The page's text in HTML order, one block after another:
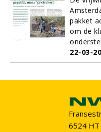
pakket
om de
22-03-
6524 HT